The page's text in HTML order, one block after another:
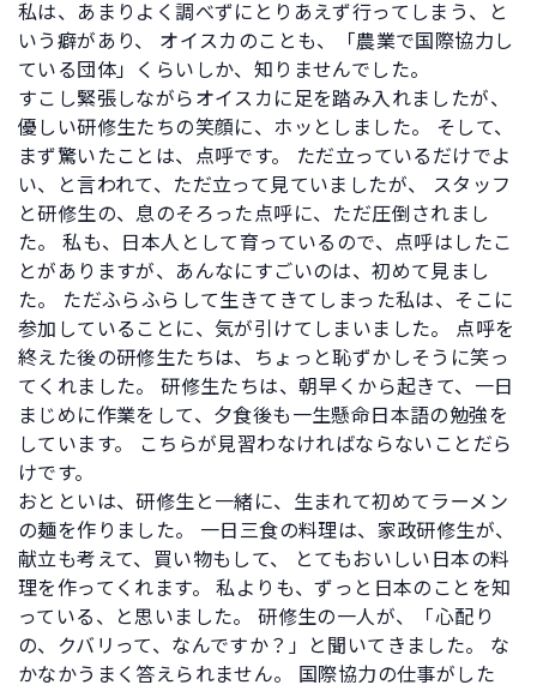
私は、あまりよく調べずにとりあえず行ってしまう、と
いう癖があり、 オイスカのことも、「農業で国際協力し
ている団体」くらいしか、知りませんでした。
すこし緊張しながらオイスカに足を踏み入れましたが、
優しい研修生たちの笑顔に、ホッとしました。 そして、
まず驚いたことは、点呼です。 ただ立っているだけでよ
い、と言われて、ただ立って見ていましたが、 スタッフ
と研修生の、息のそろった点呼に、ただ圧倒されまし
た。 私も、日本人として育っているので、点呼はしたこ
とがありますが、あんなにすごいのは、初めて見まし
た。 ただふらふらして生きてきてしまった私は、そこに
参加していることに、気が引けてしまいました。 点呼を
終えた後の研修生たちは、ちょっと恥ずかしそうに笑っ
てくれました。 研修生たちは、朝早くから起きて、一日
まじめに作業をして、夕食後も一生懸命日本語の勉強を
しています。 こちらが見習わなければならないことだら
けです。
おとといは、研修生と一緒に、生まれて初めてラーメン
の麺を作りました。 一日三食の料理は、家政研修生が、
献立も考えて、買い物もして、 とてもおいしい日本の料
理を作ってくれます。 私よりも、ずっと日本のことを知
っている、と思いました。 研修生の一人が、「心配り
の、クバリって、なんですか？」と聞いてきました。 な
かなかうまく答えられません。 国際協力の仕事がした